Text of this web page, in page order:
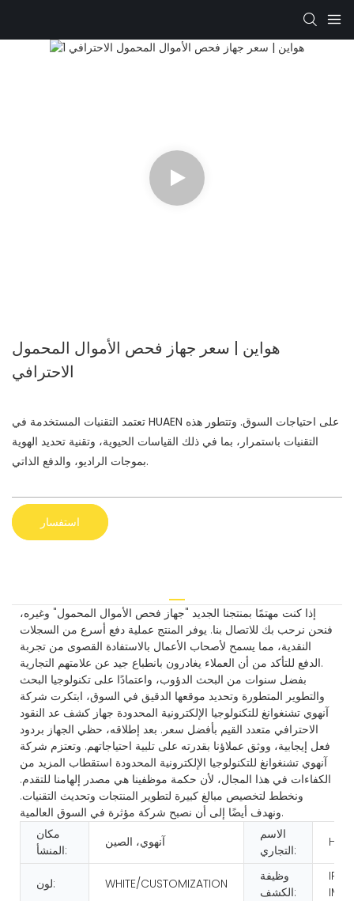
هواين | سعر جهاز فحص الأموال المحمول
الاحترافي
تعتمد التقنيات المستخدمة في HUAEN على احتياجات السوق. وتتطور هذه
التقنيات باستمرار، بما في ذلك القياسات الحيوية، وتقنية تحديد الهوية
بموجات الراديو، والدفع الذاتي.
استفسار
إذا كنت مهتمًا بمنتجنا الجديد "جهاز فحص الأموال المحمول" وغيره،
فنحن نرحب بك للاتصال بنا. يوفر المنتج عملية دفع أسرع من السجلات
النقدية، مما يسمح لأصحاب الأعمال بالاستفادة القصوى من تجربة
الدفع للتأكد من أن العملاء يغادرون بانطباع جيد عن علامتهم التجارية.
بفضل سنوات من البحث الدؤوب، واعتمادًا على تكنولوجيا البحث
والتطوير المتطورة وتحديد موقعها الدقيق في السوق، ابتكرت شركة
آنهوي تشنغوانغ للتكنولوجيا الإلكترونية المحدودة جهاز كشف عد النقود
الاحترافي متعدد القيم بأفضل سعر. بعد إطلاقه، حظي الجهاز بردود
فعل إيجابية، ووثق عملاؤنا بقدرته على تلبية احتياجاتهم. وتعتزم شركة
آنهوي تشنغوانغ للتكنولوجيا الإلكترونية المحدودة استقطاب المزيد من
الكفاءات في هذا المجال، لأن حكمة موظفينا هي مصدر إلهامنا للتقدم.
ونخطط لتخصيص مبالغ كبيرة لتطوير المنتجات وتحديث التقنيات.
ونهدف أيضًا إلى أن نصبح شركة مؤثرة في السوق العالمية.
مكان
المنشأ:
آنهوي، الصين
الاسم
التجاري:
لون: WHITE/CUSTOMIZATION
وظيفة
الكشف:
IR/